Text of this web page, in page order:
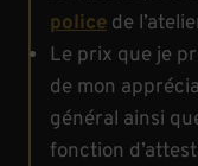
police de
Le prix que je
de mon
général ainsi
fonction